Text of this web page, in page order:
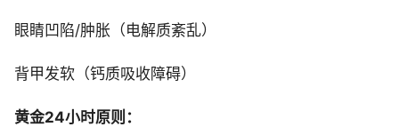
眼睛凹陷/肿胀（电解质紊乱）
背甲发软（钙质吸收障碍）
黄金24小时原则：